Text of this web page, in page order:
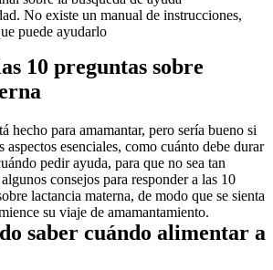
No existe un manual de instrucciones,
puede ayudarlo
10 preguntas sobre
hecho para amamantar, pero sería bueno si
aspectos esenciales, como cuánto debe durar
pedir ayuda, para que no sea tan
consejos para responder a las 10
lactancia materna, de modo que se sienta
su viaje de amamantamiento.
saber cuándo alimentar a